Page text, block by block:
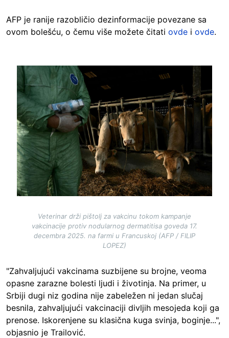
AFP je ranije razobličio dezinformacije povezane sa
ovom bolešću, o čemu više možete čitati ovde i ovde.
Image
Veterinar drži pištolj za vakcinu tokom kampanje
vakcinacije protiv nodularnog dermatitisa goveda 17.
decembra 2025. na farmi u Francuskoj (AFP / FILIP
LOPEZ)
"Zahvaljujući vakcinama suzbijene su brojne, veoma
opasne zarazne bolesti ljudi i životinja. Na primer, u
Srbiji dugi niz godina nije zabeležen ni jedan slučaj
besnila, zahvaljujući vakcinaciji divljih mesojeda koji ga
prenose. Iskorenjene su klasična kuga svinja, boginje...",
objasnio je Trailović.